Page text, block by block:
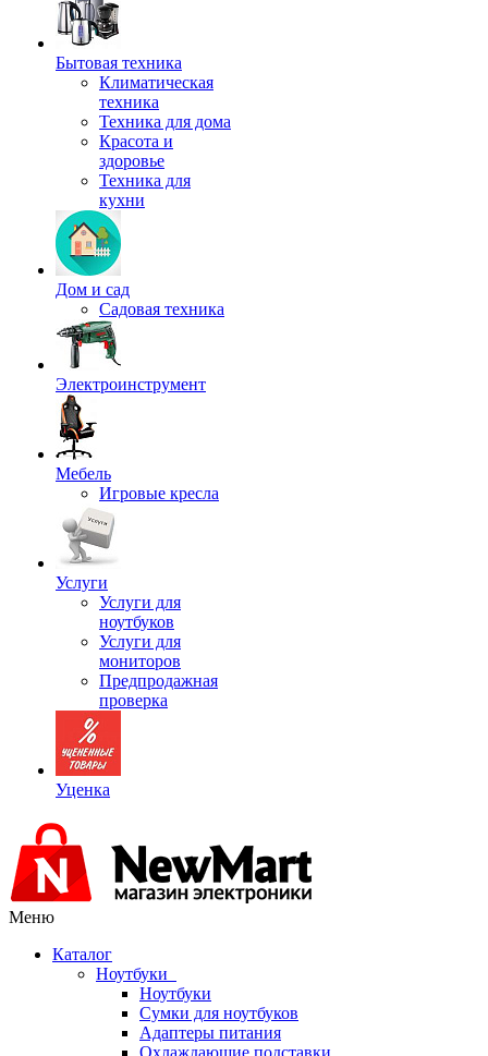
Бытовая техника
Климатическая
техника
Техника для дома
Красота и
здоровье
Техника для
кухни
Дом и сад
Садовая техника
Электроинструмент
Мебель
Игровые кресла
Услуги
Услуги для
ноутбуков
Услуги для
мониторов
Предпродажная
проверка
Уценка
Меню
Каталог
Ноутбуки
Ноутбуки
Сумки для ноутбуков
Адаптеры питания
Охлаждающие подставки